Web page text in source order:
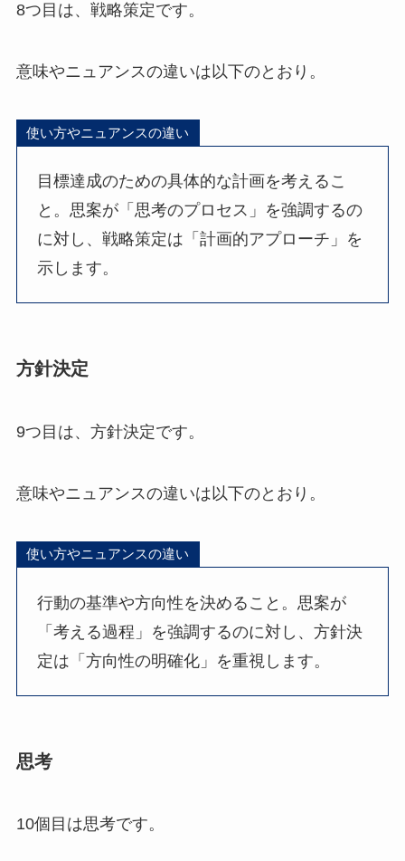
8つ目は、戦略策定です。
意味やニュアンスの違いは以下のとおり。
使い方やニュアンスの違い
目標達成のための具体的な計画を考えるこ
と。思案が「思考のプロセス」を強調するの
に対し、戦略策定は「計画的アプローチ」を
示します。
方針決定
9つ目は、方針決定です。
意味やニュアンスの違いは以下のとおり。
使い方やニュアンスの違い
行動の基準や方向性を決めること。思案が
「考える過程」を強調するのに対し、方針決
定は「方向性の明確化」を重視します。
思考
10個目は思考です。